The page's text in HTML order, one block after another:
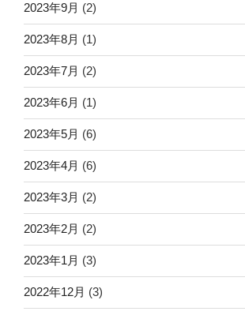
2023年9月 (2)
2023年8月 (1)
2023年7月 (2)
2023年6月 (1)
2023年5月 (6)
2023年4月 (6)
2023年3月 (2)
2023年2月 (2)
2023年1月 (3)
2022年12月 (3)